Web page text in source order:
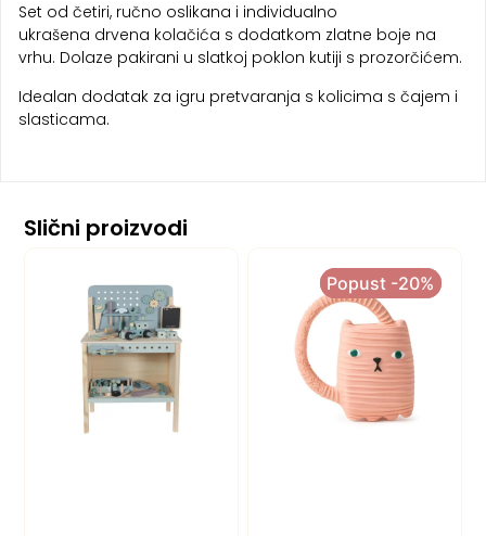
Set od četiri, ručno oslikana i individualno
ukrašena drvena kolačića s dodatkom zlatne boje na
vrhu. Dolaze pakirani u slatkoj poklon kutiji s prozorčićem.
Idealan dodatak za igru pretvaranja s kolicima s čajem i
slasticama.
Slični proizvodi
Popust -20%
Popust -20%